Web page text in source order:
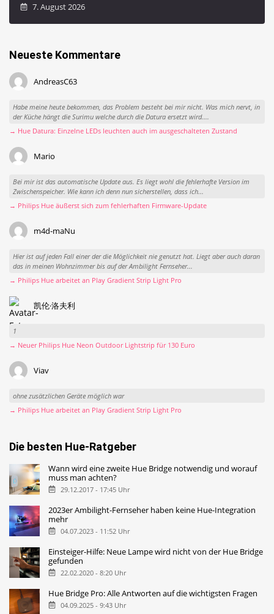
7. August 2026
Neueste Kommentare
AndreasC63
Habe meine heute bekommen, das Problem besteht bei mir nicht. Was mich nervt, in
der Küche hängt die Surimu welche durch die Datura ersetzt wird....
→ Hue Datura: Einzelne LEDs leuchten auch im ausgeschalteten Zustand
Mario
Bei mir ist das automatische Update aus. Es liegt wohl die fehlerhafte Version im
Zwischenspeicher. Wie kann ich denn nun sicherstellen, dass ich...
→ Philips Hue äußerst sich zum fehlerhaften Firmware-Update
m4d-maNu
Hier ist auf jeden Fall einer der die Möglichkeit nie genutzt hat. Liegt aber auch daran
das in meinen Wohnzimmer bis auf der Ambilight Fernseher...
→ Philips Hue arbeitet an Play Gradient Strip Light Pro
凯伦·洛夫利
1
→ Neuer Philips Hue Neon Outdoor Lightstrip für 130 Euro
Viav
ohne zusätzlichen Geräte möglich war
→ Philips Hue arbeitet an Play Gradient Strip Light Pro
Die besten Hue-Ratgeber
Wann wird eine zweite Hue Bridge notwendig und worauf
muss man achten?
29.12.2017 - 17:45 Uhr
2023er Ambilight-Fernseher haben keine Hue-Integration
mehr
04.07.2023 - 11:52 Uhr
Einsteiger-Hilfe: Neue Lampe wird nicht von der Hue Bridge
gefunden
22.02.2020 - 8:20 Uhr
Hue Bridge Pro: Alle Antworten auf die wichtigsten Fragen
04.09.2025 - 9:43 Uhr